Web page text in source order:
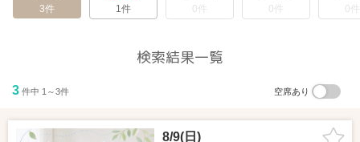
3件
1件
0件
0件
0件
検索結果一覧
3 件中 1～3件 空席あり
8/9(日)